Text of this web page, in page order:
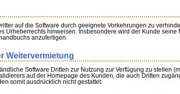
auf die Software durch geeignete Vorkehrungen zu
Urheberrechts hinweisen. Insbesondere wird der Kunde
anzufertigen.
Weitervermietung
Software Dritten zur Nutzung zur Verfügung zu stellen
auf der Homepage des Kunden, die auch Dritten
somit ausdrücklich nicht gestattet.